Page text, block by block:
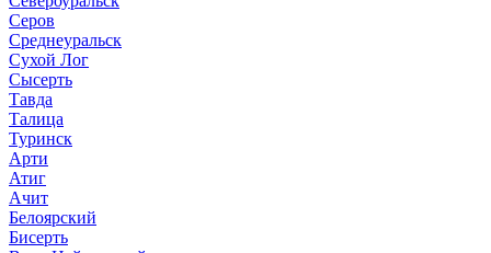
Серов
Среднеуральск
Сухой Лог
Сысерть
Тавда
Талица
Туринск
Арти
Атиг
Ачит
Белоярский
Бисерть